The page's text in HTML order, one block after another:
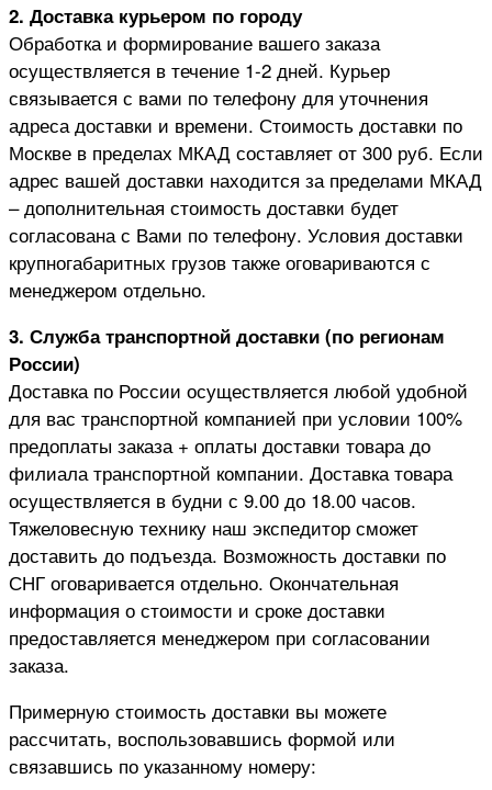
2. Доставка курьером по городу
Обработка и формирование вашего заказа
осуществляется в течение 1-2 дней. Курьер
связывается с вами по телефону для уточнения
адреса доставки и времени. Стоимость доставки по
Москве в пределах МКАД составляет от 300 руб. Если
адрес вашей доставки находится за пределами МКАД
– дополнительная стоимость доставки будет
согласована с Вами по телефону. Условия доставки
крупногабаритных грузов также оговариваются с
менеджером отдельно.
3. Служба транспортной доставки (по регионам
России)
Доставка по России осуществляется любой удобной
для вас транспортной компанией при условии 100%
предоплаты заказа + оплаты доставки товара до
филиала транспортной компании. Доставка товара
осуществляется в будни с 9.00 до 18.00 часов.
Тяжеловесную технику наш экспедитор сможет
доставить до подъезда. Возможность доставки по
СНГ оговаривается отдельно. Окончательная
информация о стоимости и сроке доставки
предоставляется менеджером при согласовании
заказа.
Примерную стоимость доставки вы можете
рассчитать, воспользовавшись формой или
связавшись по указанному номеру: